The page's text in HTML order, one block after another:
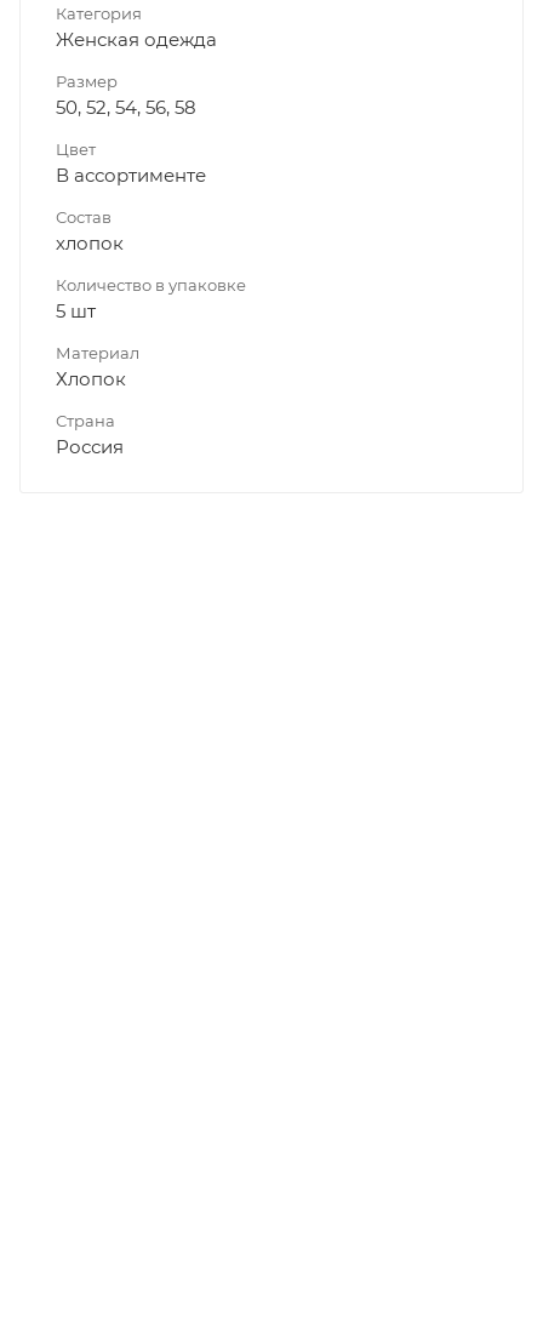
Категория
Женская одежда
Размер
50, 52, 54, 56, 58
Цвет
В ассортименте
Состав
хлопок
Количество в упаковке
5 шт
Материал
Хлопок
Страна
Россия